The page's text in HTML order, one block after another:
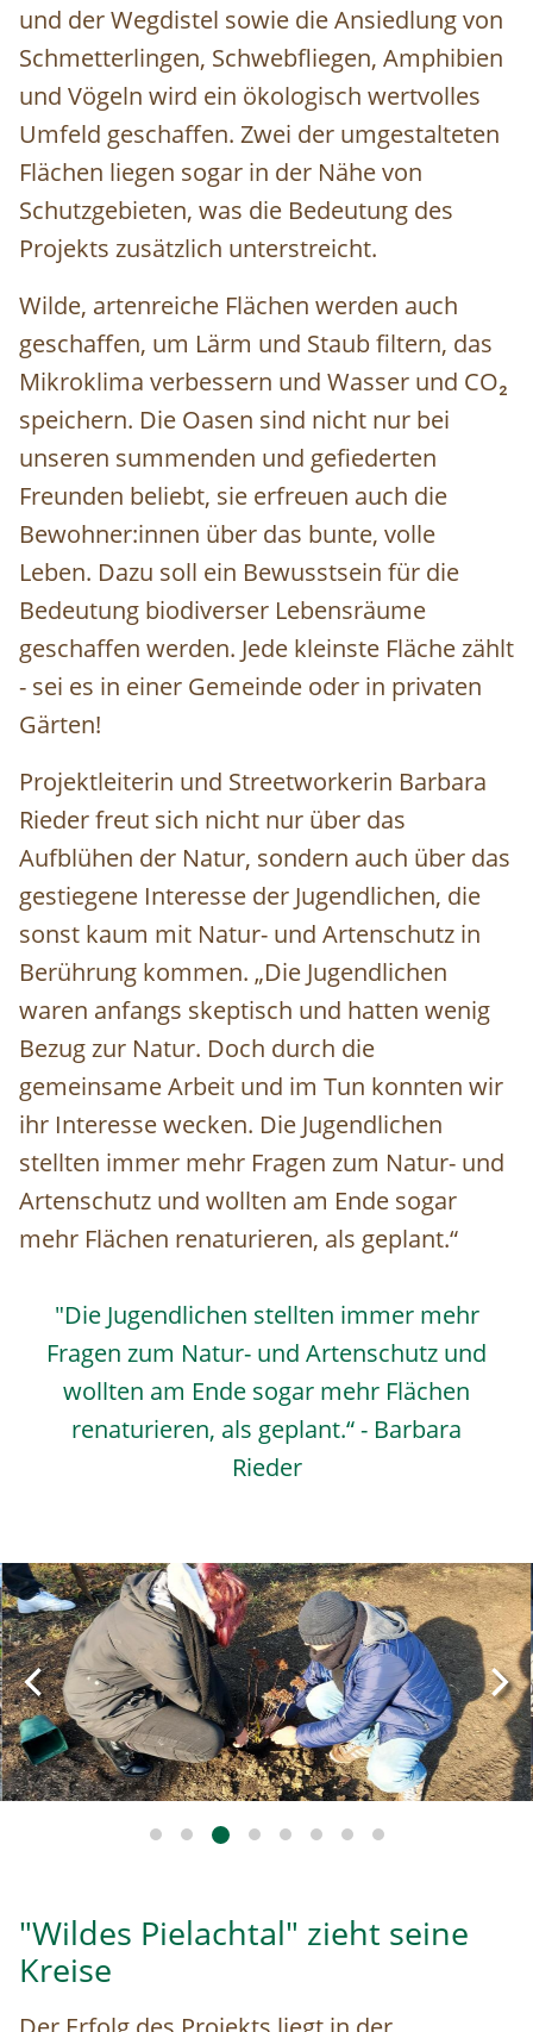
und der Wegdistel sowie die Ansiedlung von
Schmetterlingen, Schwebfliegen, Amphibien
und Vögeln wird ein ökologisch wertvolles
Umfeld geschaffen. Zwei der umgestalteten
Flächen liegen sogar in der Nähe von
Schutzgebieten, was die Bedeutung des
Projekts zusätzlich unterstreicht.
Wilde, artenreiche Flächen werden auch
geschaffen, um Lärm und Staub filtern, das
Mikroklima verbessern und Wasser und CO₂
speichern. Die Oasen sind nicht nur bei
unseren summenden und gefiederten
Freunden beliebt, sie erfreuen auch die
Bewohner:innen über das bunte, volle
Leben. Dazu soll ein Bewusstsein für die
Bedeutung biodiverser Lebensräume
geschaffen werden. Jede kleinste Fläche zählt
- sei es in einer Gemeinde oder in privaten
Gärten!
Projektleiterin und Streetworkerin Barbara
Rieder freut sich nicht nur über das
Aufblühen der Natur, sondern auch über das
gestiegene Interesse der Jugendlichen, die
sonst kaum mit Natur- und Artenschutz in
Berührung kommen. „Die Jugendlichen
waren anfangs skeptisch und hatten wenig
Bezug zur Natur. Doch durch die
gemeinsame Arbeit und im Tun konnten wir
ihr Interesse wecken. Die Jugendlichen
stellten immer mehr Fragen zum Natur- und
Artenschutz und wollten am Ende sogar
mehr Flächen renaturieren, als geplant.“
"Die Jugendlichen stellten immer mehr
Fragen zum Natur- und Artenschutz und
wollten am Ende sogar mehr Flächen
renaturieren, als geplant.“ - Barbara
Rieder
Image
"Wildes Pielachtal" zieht seine
Kreise